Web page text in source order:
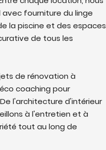
fourniture du linge
la piscine et des espaces
de tous les
de rénovation à
coaching pour
l'architecture d'intérieur
à l'entretien et à
tout au long de